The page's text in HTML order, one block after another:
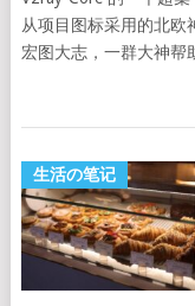
从项目图标采用的北欧
宏图大志，一群大神帮
生活の笔记